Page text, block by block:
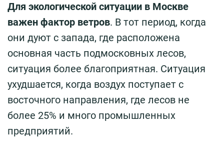
Для экологической ситуации в Москве
важен фактор ветров. В тот период, когда
они дуют с запада, где расположена
основная часть подмосковных лесов,
ситуация более благоприятная. Ситуация
ухудшается, когда воздух поступает с
восточного направления, где лесов не
более 25% и много промышленных
предприятий.